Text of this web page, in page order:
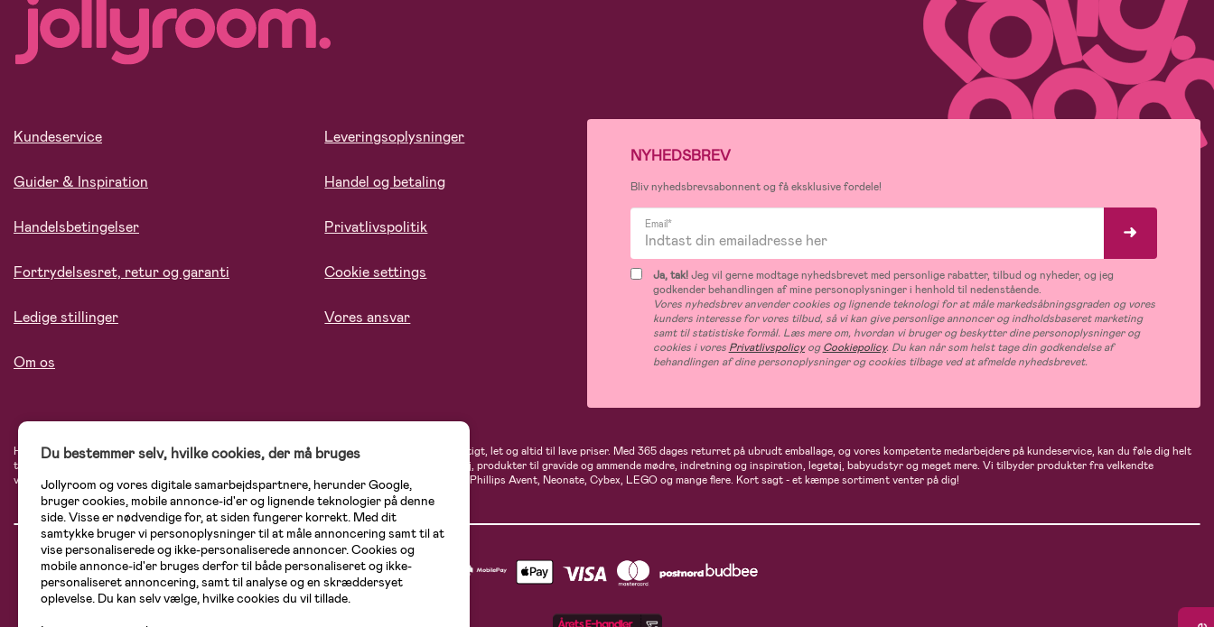
Kundeservice
Guider & Inspiration
Handelsbetingelser
Fortrydelsesret, retur og garanti
Ledige stillinger
Om os
Leveringsoplysninger
Handel og betaling
Privatlivspolitik
Cookie settings
Vores ansvar
NYHEDSBREV
Bliv nyhedsbrevsabonnent og få eksklusive fordele!
Email*
Ja, tak!Jeg vil gerne modtage nyhedsbrevet med personlige rabatter, tilbud og nyheder, og jeg
godkender behandlingen af mine personoplysninger i henhold til nedenstående.
Vores nyhedsbrev anvender cookies og lignende teknologi for at måle markedsåbningsgraden og vores
kunders interesse for vores tilbud, så vi kan give personlige annoncer og indholdsbaseret marketing
samt til statistiske formål. Læs mere om, hvordan vi bruger og beskytter dine personoplysninger og
cookies i vores PrivatlivspolicyogCookiepolicy. Du kan når som helst tage din godkendelse af
behandlingen af dine personoplysninger og cookies tilbage ved at afmelde nyhedsbrevet.
Hos Jollyroom.dk finder du et stort udvalg af produkter til børnefamilien. Her handler du hurtigt, let og altid til lave priser. Med 365 dages returret på ubrudt emballage, og vores kompetente medarbejdere på kundeservice, kan du føle dig helt
tryg, når du handler hos os. I vores udvalg finder du barnevogne, autostole, børne- og babytøj, produkter til gravide og ammende mødre, indretning og inspiration, legetøj, babyudstyr og meget mere. Vi tilbyder produkter fra velkendte
varemærker som Britax, Maxi-Cosi, Baby Jogger, BabyBjörn, Didriksons, KidKraft, Ergobaby, Phillips Avent, Neonate, Cybex, LEGO og mange flere. Kort sagt - et kæmpe sortiment venter på dig!
Du bestemmer selv, hvilke cookies, der må bruges
Jollyroom og vores digitale samarbejdspartnere, herunder Google,
bruger cookies, mobile annonce-id'er og lignende teknologier på denne
side. Visse er nødvendige for, at siden fungerer korrekt. Med dit
samtykke bruger vi personoplysninger til at måle annoncering samt til at
vise personaliserede og ikke-personaliserede annoncer. Cookies og
mobile annonce-id'er bruges derfor til både personaliseret og ikke-
personaliseret annoncering, samt til analyse og en skræddersyet
oplevelse. Du kan selv vælge, hvilke cookies du vil tillade.